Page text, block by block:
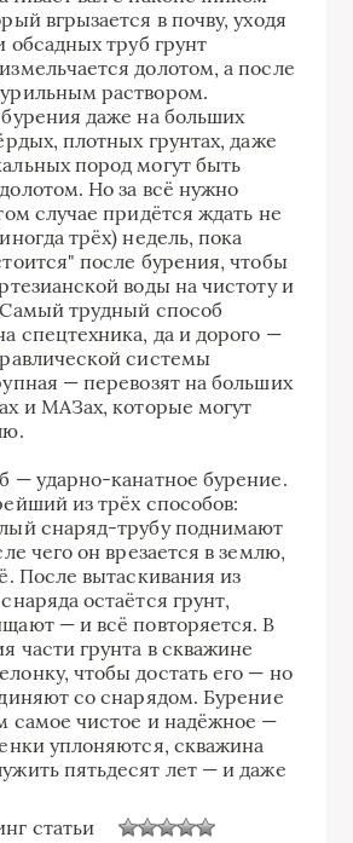
вгрызается в почву, уходя
обсадных труб грунт
долотом, а после
раствором.
даже на больших
плотных грунтах, даже
пород могут быть
Но за всё нужно
случае придётся ждать не
трёх) недель, пока
после бурения, чтобы
воды на чистоту и
трудный способ
спецтехника, да и дорого —
системы
— перевозят на больших
и МАЗах, которые могут
— ударно-канатное бурение.
из трёх способов:
снаряд-трубу поднимают
чего он врезается в землю,
После вытаскивания из
остаётся грунт,
— и всё повторяется. В
части грунта в скважине
чтобы достать его — но
со снарядом. Бурение
самое чистое и надёжное —
уплоняются, скважина
пятьдесят лет — и даже
статьи